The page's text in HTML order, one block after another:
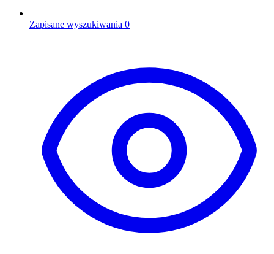
Zapisane wyszukiwania 0